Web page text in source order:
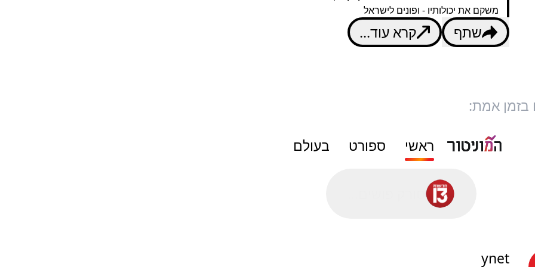
משקם את יכולותיו - ופונים לישראל
קרא עוד... שתף
בזמן אמת:
ראשי ספורט בעולם
ynet